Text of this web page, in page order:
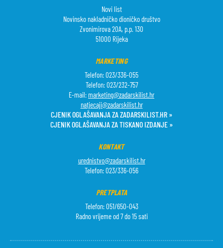
Novi list
Novinsko nakladničko dioničko društvo
Zvonimirova 20A, p.p. 130
51000 Rijeka
MARKETING
Telefon: 023/336-055
Telefon: 023/232-757
E-mail: marketing@zadarskilist.hr
natjecaji@zadarskilist.hr
CJENIK OGLAŠAVANJA ZA ZADARSKILIST.HR »
CJENIK OGLAŠAVANJA ZA TISKANO IZDANJE »
KONTAKT
urednistvo@zadarskilist.hr
Telefon: 023/336-056
PRETPLATA
Telefon: 051/650-043
Radno vrijeme od 7 do 15 sati